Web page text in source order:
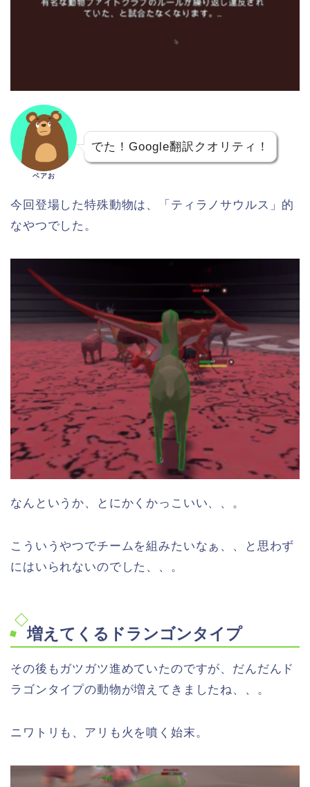
ベアお
でた！Google翻訳クオリティ！
今回登場した特殊動物は、「ティラノサウルス」的
なやつでした。
なんというか、とにかくかっこいい、、。
こういうやつでチームを組みたいなぁ、、と思わず
にはいられないのでした、、。
増えてくるドランゴンタイプ
その後もガツガツ進めていたのですが、だんだんド
ラゴンタイプの動物が増えてきましたね、、。
ニワトリも、アリも火を噴く始末。